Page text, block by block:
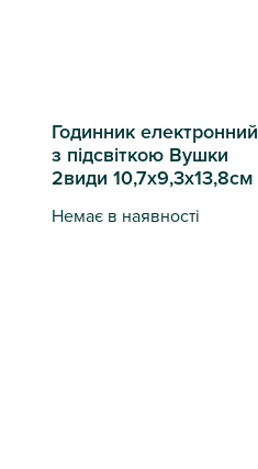
Годинник електронний
з підсвіткою Вушки
2види 10,7х9,3х13,8см
Немає в наявності